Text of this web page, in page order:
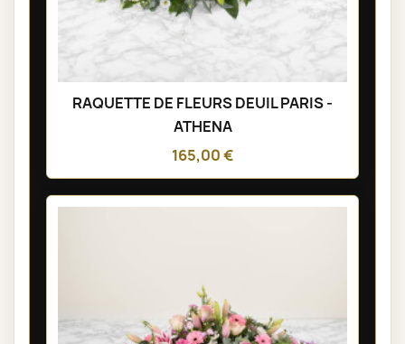
RAQUETTE DE FLEURS DEUIL PARIS -
ATHENA
165,00 €